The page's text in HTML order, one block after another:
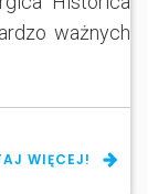
ważnych
WIĘCEJ!